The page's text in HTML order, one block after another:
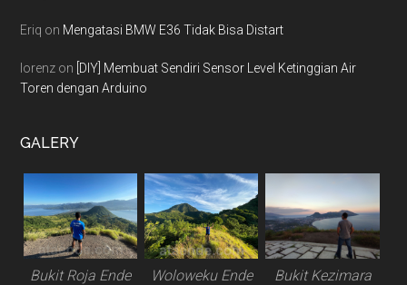
Eriq on Mengatasi BMW E36 Tidak Bisa Distart
lorenz on [DIY] Membuat Sendiri Sensor Level Ketinggian Air
Toren dengan Arduino
GALERY
Bukit Roja Ende Woloweku Ende
Bukit Kezimara